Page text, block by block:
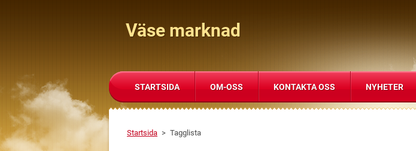
Väse marknad
Startsida > Tagglista
STARTSIDA OM-OSS KONTAKTA OSS NYHETER